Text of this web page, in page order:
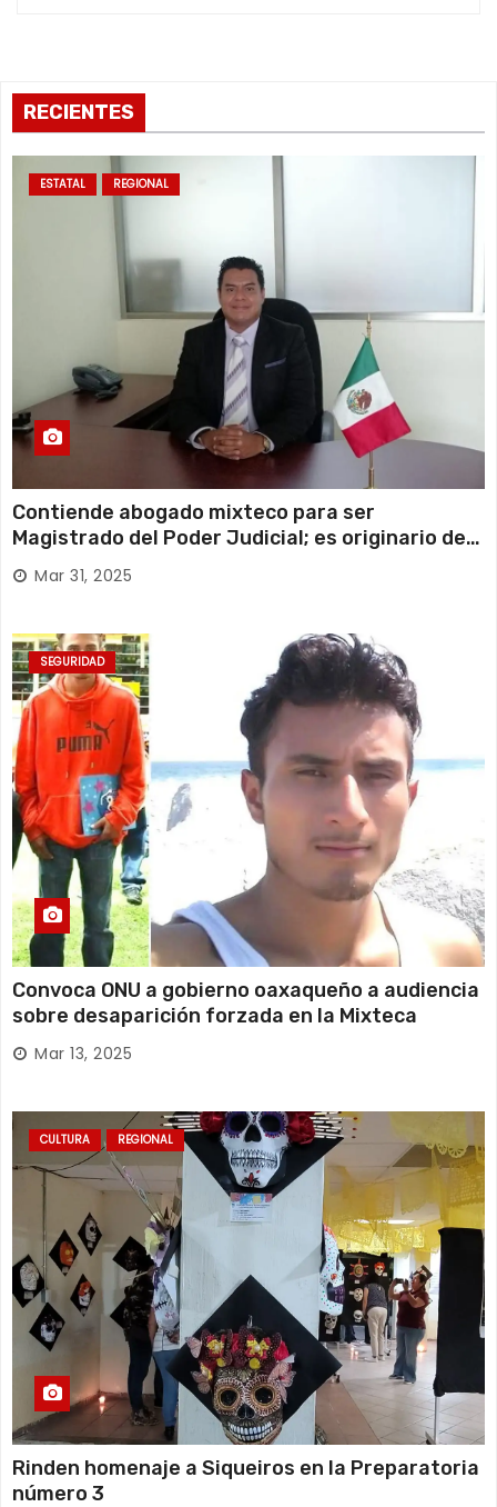
RECIENTES
ESTATAL REGIONAL
Contiende abogado mixteco para ser
Magistrado del Poder Judicial; es originario de
Huajuapan de León
Mar 31, 2025
SEGURIDAD
Convoca ONU a gobierno oaxaqueño a audiencia
sobre desaparición forzada en la Mixteca
Mar 13, 2025
CULTURA REGIONAL
Rinden homenaje a Siqueiros en la Preparatoria
número 3